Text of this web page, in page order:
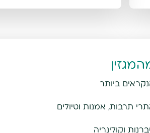
ביותר
תרבות, אמנות וטיולים
וקולינריה